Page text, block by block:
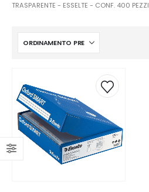
TRASPARENTE - ESSELTE - CONF. 400 PEZZI